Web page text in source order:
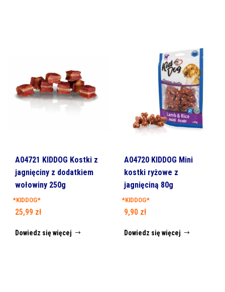
A04721 KIDDOG Kostki z
jagnięciny z dodatkiem
wołowiny 250g
*KIDDOG*
25,99 zł
Dowiedz się więcej
A04720 KIDDOG Mini
kostki ryżowe z
jagnięciną 80g
*KIDDOG*
9,90 zł
Dowiedz się więcej